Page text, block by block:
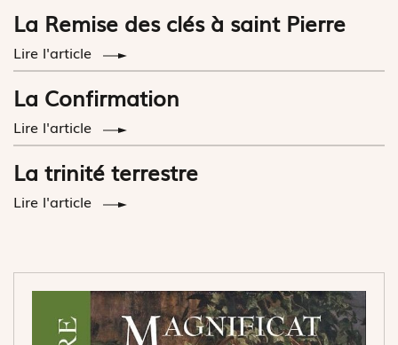
La Remise des clés à saint Pierre
Lire l'article
La Confirmation
Lire l'article
La trinité terrestre
Lire l'article